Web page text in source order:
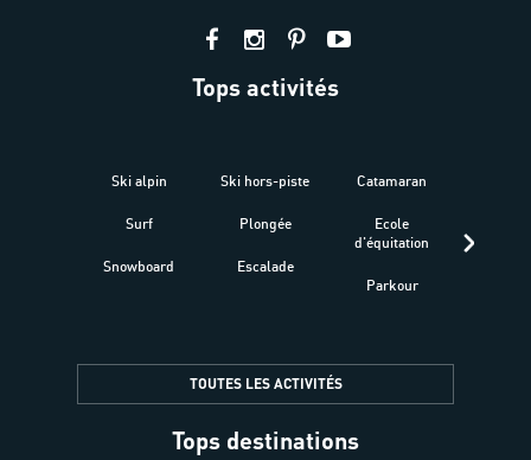
Tops activités
Ski alpin
Surf
Snowboard
Ski hors-piste
Plongée
Escalade
Catamaran
Ecole
d'équitation
Parkour
TOUTES LES ACTIVITÉS
Tops destinations